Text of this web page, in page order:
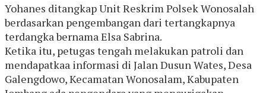
Yohanes ditangkap Unit Reskrim Polsek Wonosalah
berdasarkan pengembangan dari tertangkapnya
terdangka bernama Elsa Sabrina.
Ketika itu, petugas tengah melakukan patroli dan
mendapatkaa informasi di Jalan Dusun Wates, Desa
Galengdowo, Kecamatan Wonosalam, Kabupaten